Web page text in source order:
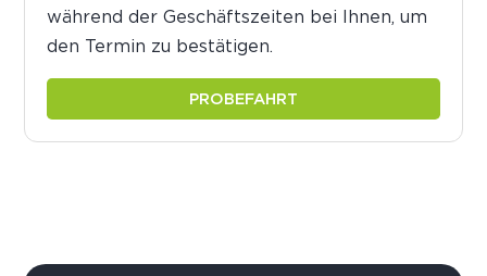
während der Geschäftszeiten bei Ihnen, um
den Termin zu bestätigen.
PROBEFAHRT